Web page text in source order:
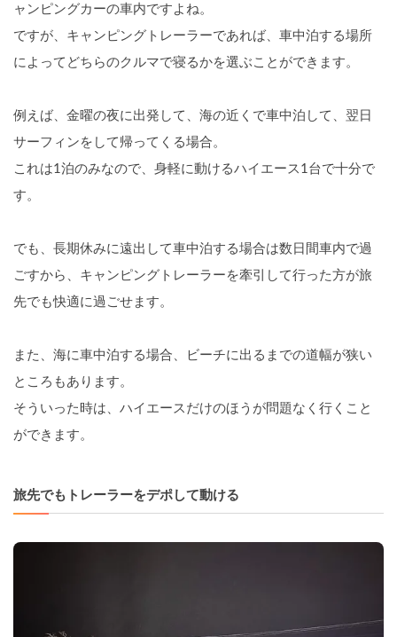
ャンピングカーの車内ですよね。
ですが、キャンピングトレーラーであれば、車中泊する場所
によってどちらのクルマで寝るかを選ぶことができます。
例えば、金曜の夜に出発して、海の近くで車中泊して、翌日
サーフィンをして帰ってくる場合。
これは1泊のみなので、身軽に動けるハイエース1台で十分で
す。
でも、長期休みに遠出して車中泊する場合は数日間車内で過
ごすから、キャンピングトレーラーを牽引して行った方が旅
先でも快適に過ごせます。
また、海に車中泊する場合、ビーチに出るまでの道幅が狭い
ところもあります。
そういった時は、ハイエースだけのほうが問題なく行くこと
ができます。
旅先でもトレーラーをデポして動ける